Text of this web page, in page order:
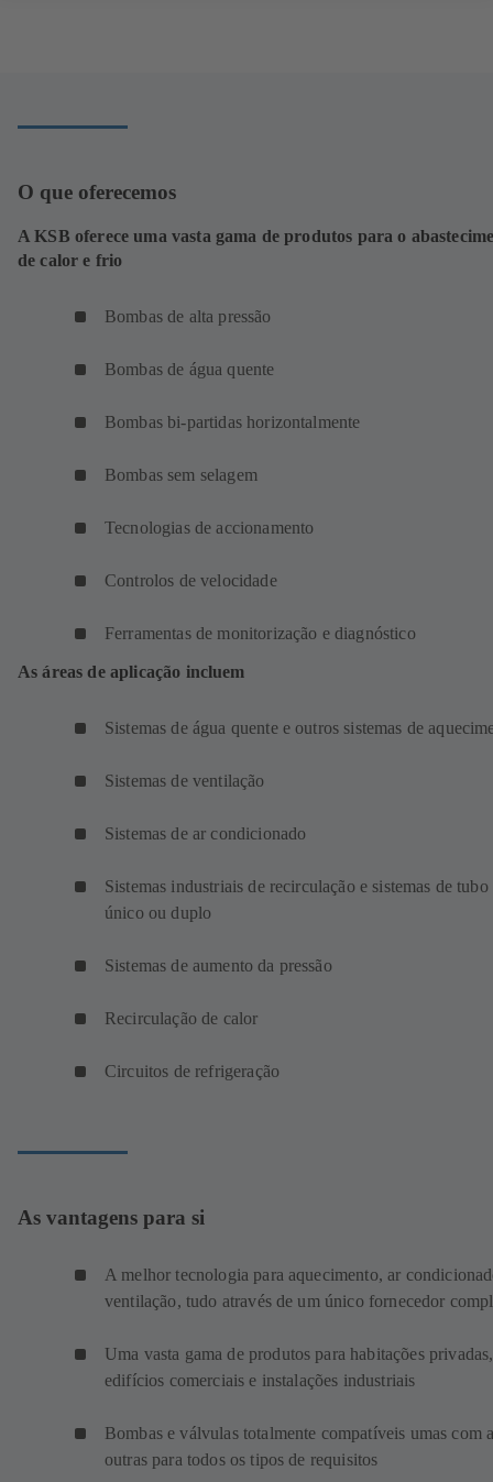
O que oferecemos
A KSB oferece uma vasta gama de produtos para o
de calor e frio
Bombas de alta pressão
Bombas de água quente
Bombas bi-partidas horizontalmente
Bombas sem selagem
Tecnologias de accionamento
Controlos de velocidade
Ferramentas de monitorização e diagnóstico
As áreas de aplicação incluem
Sistemas de água quente e outros sistemas de
Sistemas de ventilação
Sistemas de ar condicionado
Sistemas industriais de recirculação e sistemas de tubo
único ou duplo
Sistemas de aumento da pressão
Recirculação de calor
Circuitos de refrigeração
As vantagens para si
A melhor tecnologia para aquecimento, ar
ventilação, tudo através de um único fornecedor
Uma vasta gama de produtos para habitações privadas,
edifícios comerciais e instalações industriais
Bombas e válvulas totalmente compatíveis umas com
outras para todos os tipos de requisitos